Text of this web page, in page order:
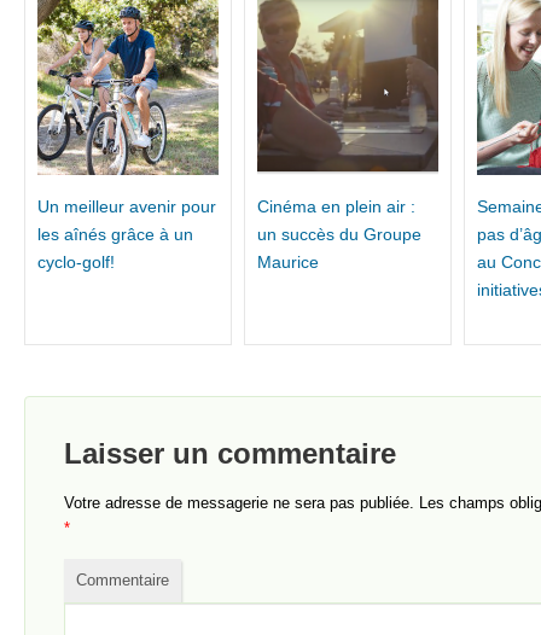
Un meilleur avenir pour
les aînés grâce à un
cyclo-golf!
Cinéma en plein air :
un succès du Groupe
Maurice
pas
au
Laisser un commentaire
Votre adresse de messagerie ne sera pas publiée. Les champs
*
Commentaire